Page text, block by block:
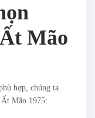
Mão
hợp, chúng ta
Mão 1975: